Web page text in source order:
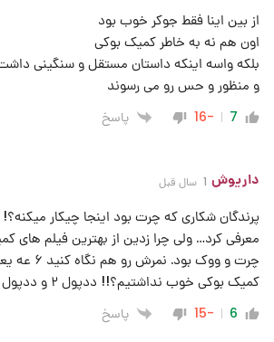
از بین اینا فقط جوکر خوب بود
اون هم نه به خاطر کمیک بوکی
بلکه واسه اینکه داستان مستقل و سنگینی
و منظور و حس رو می رسوند
7
-16 پاسخ
داریوش 1 سال قبل
پرندگان شکاری که چرت بود اینجا چیکار
معرفی کرد… ولی چرا زدین از بهترین فیلم های
کمیک بوکی خوب نداشتیم؟!! ددپول ۲ و ددپول اند ولورین و …
6
-15 پاسخ